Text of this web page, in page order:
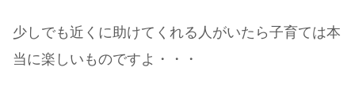
少しでも近くに助けてくれる人がいたら子育ては本
当に楽しいものですよ・・・